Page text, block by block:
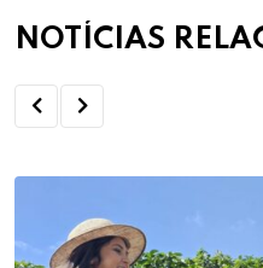
NOTÍCIAS